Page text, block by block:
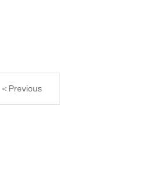
＜Previous